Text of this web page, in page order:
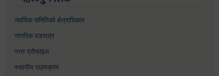
न्यायिक समितिको क्षेत्राधिकार
नागरिक वडापत्र
नगर प्रोफाइल
स्थानीय पाठ्यक्रम